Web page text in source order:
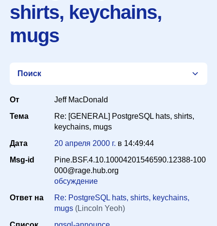
shirts, keychains,
mugs
Поиск
Период
От
Jeff MacDonald
Тема
Re: [GENERAL] PostgreSQL hats, shirts,
keychains, mugs
Дата
20 апреля 2000 г. в 14:49:44
Msg-id
Pine.BSF.4.10.10004201546590.12388-100
000@rage.hub.org
обсуждение
Ответ на
Re: PostgreSQL hats, shirts, keychains,
mugs (Lincoln Yeoh)